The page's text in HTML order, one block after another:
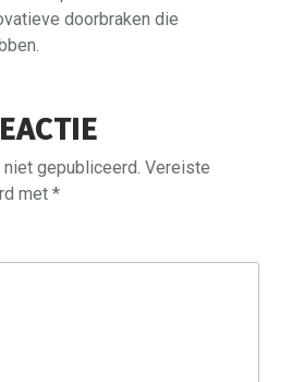
doorbraken die
gepubliceerd. Vereiste
met *